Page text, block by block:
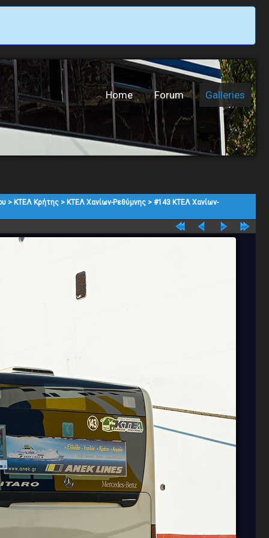
Home Forum Galleries
> ΚΤΕΛ Κρήτης > ΚΤΕΛ Χανίων-Ρεθύμνης > #143 ΚΤΕΛ Χανίων-